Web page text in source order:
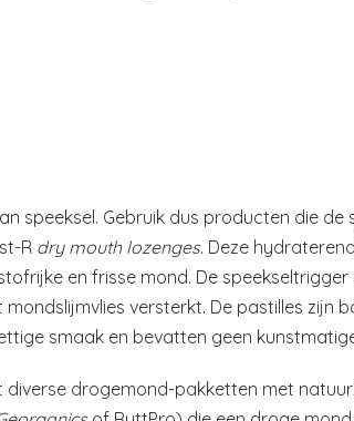
speeksel. Gebruik dus producten die de
Rdry mouth lozenges. Deze
en frisse mond. De speekseltrigger
versterkt. De pastilles zijn
smaak en bevatten geen
diverse drogemond-pakketten met